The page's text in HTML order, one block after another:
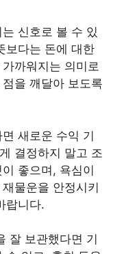
신호로 볼 수 있
보다는 돈에 대한
까워지는 의미로
을 깨달아 보도록
새로운 수익 기
결정하지 말고 조
좋으며, 욕심이
물운을 안정시키
랍니다.
잘 보관했다면 기